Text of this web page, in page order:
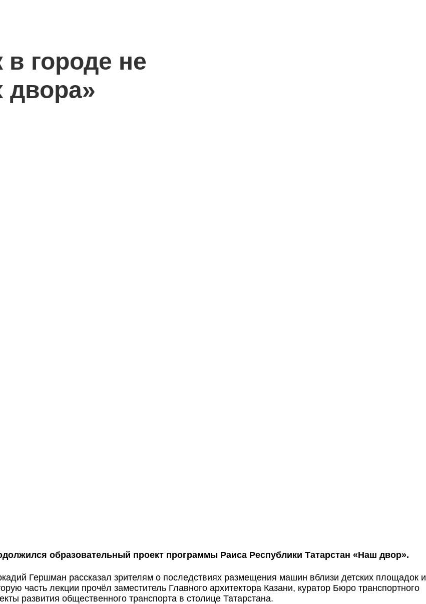
городе не
двора»
образовательный проект программы Раиса Республики Татарстан «Наш двор».
Гершман рассказал зрителям о последствиях размещения машин вблизи детских площадок и
часть лекции прочёл заместитель Главного архитектора Казани, куратор Бюро транспортного
развития общественного транспорта в столице Татарстана.